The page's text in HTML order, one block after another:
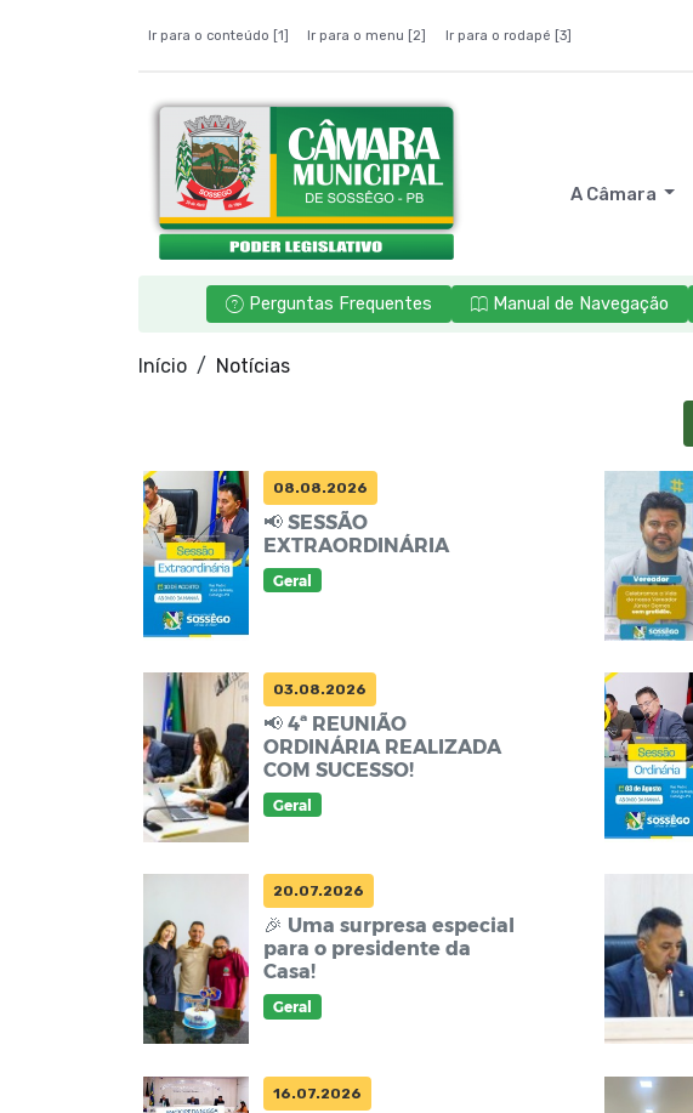
Ir para o conteúdo [1] Ir para o menu [2] Ir para o rodapé [3]
A Câmara
Perguntas Frequentes Manual de Navegação
Início Notícias
08.08.2026
📢 SESSÃO
EXTRAORDINÁRIA
Geral
03.08.2026
📢 4ª REUNIÃO
ORDINÁRIA REALIZADA
COM SUCESSO!
Geral
20.07.2026
🎉 Uma surpresa especial
para o presidente da
Casa!
Geral
16.07.2026